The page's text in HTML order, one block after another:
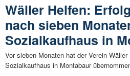
Wäller Helfen:
nach sieben
Sozialkaufhaus in
Vor sieben Monaten hat der Verein
Sozialkaufhaus in Montabaur